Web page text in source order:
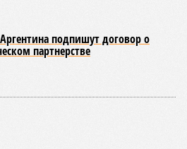
подпишут договор о
партнерстве